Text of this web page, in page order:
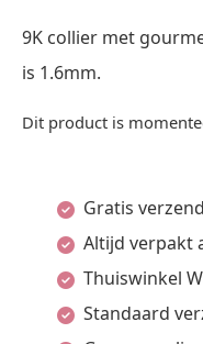
9K collier met
is 1.6mm.
Dit product is
Gratis
Altijd verpakt
Thuiswinkel
Standaard